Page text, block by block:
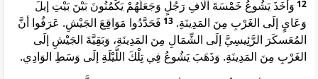
12 وَأخَذَ يَشُوعُ خَمْسَةَ آلَافِ رَجُلٍ وَجَعَلَهُمْ يَكْمُنُونَ بَيْنَ بَيْتِ إيلَ
وَعَايٍ إلَى الغَرْبِ مِنَ المَدِينَةِ. 13 فَحَدَّدُوا مَوَاقِعَ الجَيْشِ. عَرَفُوا أنَّ
المُعَسكَرَ الرَّئِيسِيَّ إلَى الشِّمَالِ مِنَ المَدِينَةِ، وَبَقِيَّةَ الجَيْشِ إلَى
الغَرْبِ مِنَ المَدِينَةِ. وَذَهَبَ يَشُوعُ فِي تِلْكَ اللَّيْلَةِ إلَى وَسَطِ الوَادِي.